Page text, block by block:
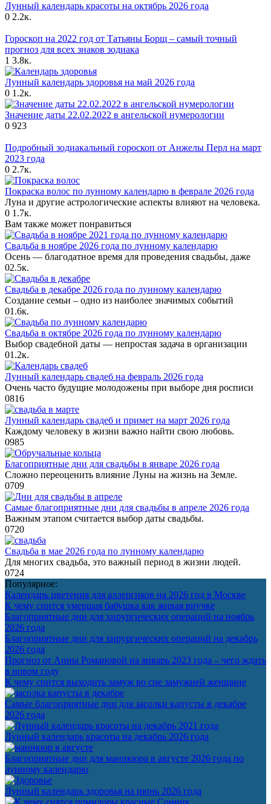
Лунный календарь красоты на октябрь 2026 года
0 2.2к.
Гороскоп на 2022 год от Татьяны Борщ – самый точный
прогноз для всех знаков зодиака
1 3.8к.
Лунный календарь здоровья на май 2026 года
0 1.2к.
Значение даты 22.02.2022 в ангельской нумерологии
0 923
Подробный зодиакальный гороскоп от Анжелы Перл на март
2023 года
0 2.7к.
Покраска волос по лунному календарю в феврале 2026 года
Луна и другие астрологические аспекты влияют на человека.
0 1.7к.
Вам также может понравиться
Свадьба в ноябре 2026 года по лунному календарю
Осень — благодатное время для проведения свадьбы, даже
02.5к.
Свадьба в декабре 2026 года по лунному календарю
Создание семьи – одно из наиболее значимых событий
01.6к.
Свадьба в октябре 2026 года по лунному календарю
Выбор свадебной даты — непростая задача в организации
01.2к.
Лунный календарь свадеб на февраль 2026 года
Очень часто будущие молодожены при выборе дня росписи
0816
Лунный календарь свадеб и примет на март 2026 года
Каждому человеку в жизни важно найти свою любовь.
0985
Благоприятные дни для свадьбы в январе 2026 года
Сложно переоценить влияние Луны на жизнь на Земле.
0709
Самые благоприятные дни для свадьбы в апреле 2026 года
Важным этапом считается выбор даты свадьбы.
0720
Свадьба в мае 2026 года по лунному календарю
Для многих свадьба, это важный период в жизни людей.
0724
Популярное:
Календарь цветения для аллергиков на 2026 год в Москве
К чему снится умершая бабушка как живая внучке
Благоприятные дни для хирургических операций на ноябрь
2026 года
Благоприятные дни для хирургических операций на декабрь
2026 года
Прогноз от Анны Романовой на январь 2023 года – чего ждать
в новом году
К чему снится выходить замуж во сне замужней женщине
Самые благоприятные дни для засолки капусты в декабре
2026 года
Лунный календарь красоты на декабрь 2026 года
Благоприятные дни для маникюра в августе 2026 года по
лунному календарю
Лунный календарь здоровья на июнь 2026 года
Сонник